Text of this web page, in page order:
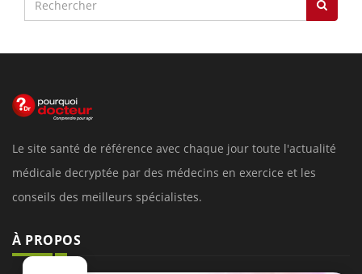
Le site santé de référence avec chaque jour toute l'actualité
médicale decryptée par des médecins en exercice et les
conseils des meilleurs spécialistes.
À PROPOS